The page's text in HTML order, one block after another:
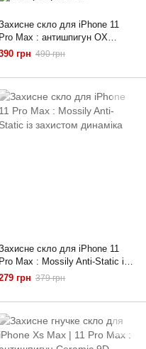
скло для iPhone 11
Pro Max : антишпигун OX
(PRIVACY) Premium
грн 490 грн
скло для iPhone 11
Pro Max : Mossily Anti-Static із
динаміка
грн 379 грн